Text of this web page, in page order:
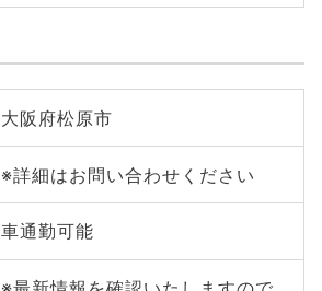
大阪府松原市
※詳細はお問い合わせください
車通勤可能